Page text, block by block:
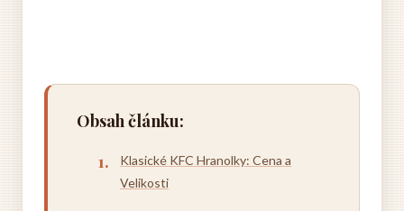
Obsah článku:
Klasické KFC Hranolky: Cena a
Velikosti